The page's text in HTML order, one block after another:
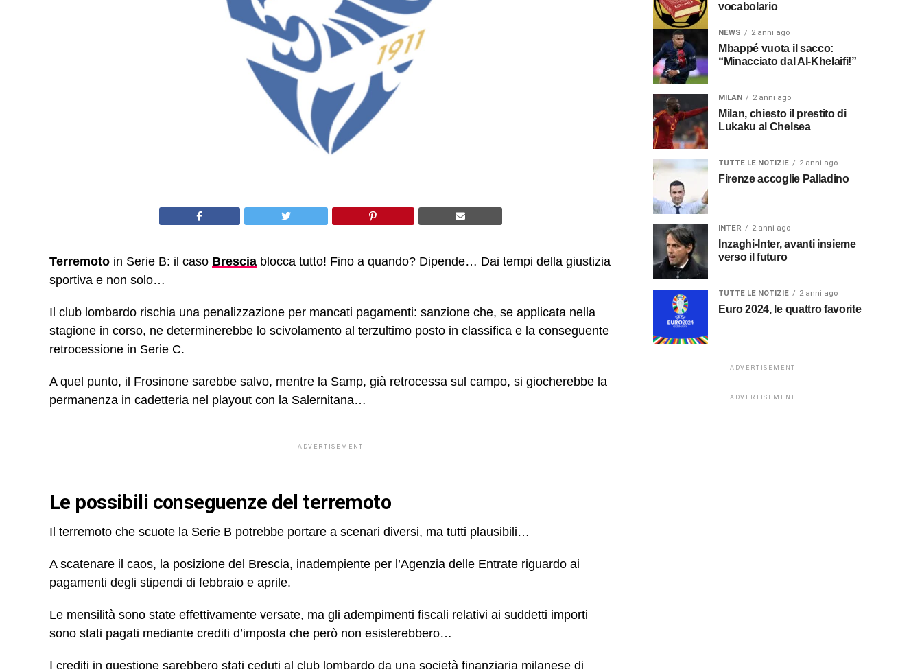
Terremoto in Serie B: il caso Brescia blocca tutto! Fino a quando? Dipende… Dai tempi della giustizia
sportiva e non solo…
Il club lombardo rischia una penalizzazione per mancati pagamenti: sanzione che, se applicata nella
stagione in corso, ne determinerebbe lo scivolamento al terzultimo posto in classifica e la conseguente
retrocessione in Serie C.
A quel punto, il Frosinone sarebbe salvo, mentre la Samp, già retrocessa sul campo, si giocherebbe la
permanenza in cadetteria nel playout con la Salernitana…
ADVERTISEMENT
Le possibili conseguenze del terremoto
Il terremoto che scuote la Serie B potrebbe portare a scenari diversi, ma tutti plausibili…
A scatenare il caos, la posizione del Brescia, inadempiente per l’Agenzia delle Entrate riguardo ai
pagamenti degli stipendi di febbraio e aprile.
Le mensilità sono state effettivamente versate, ma gli adempimenti fiscali relativi ai suddetti importi
sono stati pagati mediante crediti d’imposta che però non esisterebbero…
I crediti in questione sarebbero stati ceduti al club lombardo da una società finanziaria milanese di
vocabolario
NEWS 2 anni ago
Mbappé vuota il sacco:
“Minacciato dal Al-Khelaifi!”
MILAN 2 anni ago
Milan, chiesto il prestito di
Lukaku al Chelsea
TUTTE LE NOTIZIE 2 anni ago
Firenze accoglie Palladino
INTER 2 anni ago
Inzaghi-Inter, avanti insieme
verso il futuro
TUTTE LE NOTIZIE 2 anni ago
Euro 2024, le quattro favorite
ADVERTISEMENT
ADVERTISEMENT